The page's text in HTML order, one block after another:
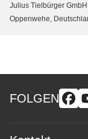
Julius Tielbürger
Oppenwehe,
FOLGEN